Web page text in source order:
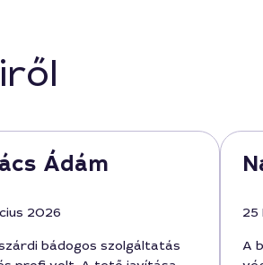
Ádám
2026
bádogos szolgáltatás
25
A